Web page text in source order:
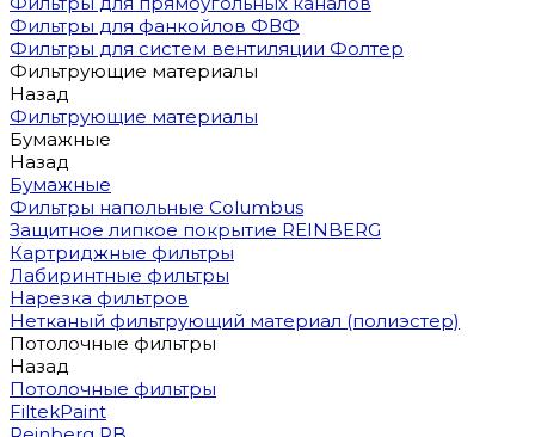
Фильтры для фанкойлов ФВФ
Фильтры для систем вентиляции Фолтер
Фильтрующие материалы
Назад
Фильтрующие материалы
Бумажные
Назад
Бумажные
Фильтры напольные Columbus
Защитное липкое покрытие REINBERG
Картриджные фильтры
Лабиринтные фильтры
Нарезка фильтров
Нетканый фильтрующий материал (полиэстер)
Потолочные фильтры
Назад
Потолочные фильтры
FiltekPaint